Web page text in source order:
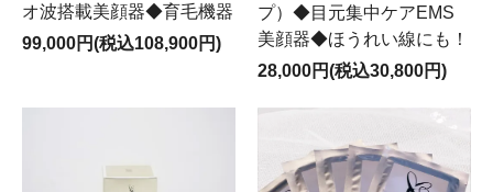
オ波搭載美顔器◆育毛機器
99,000円(税込108,900円)
プ）◆目元集中ケアEMS
美顔器◆ほうれい線にも！
28,000円(税込30,800円)